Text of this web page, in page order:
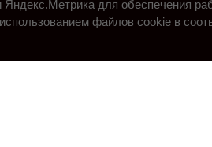
для обеспечения
файлов cookie в